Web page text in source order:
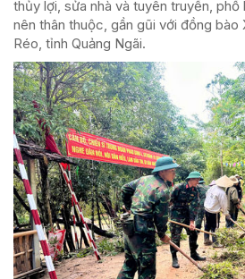
thủy lợi, sửa nhà và tuyên truyền,
nên thân thuộc, gần gũi với đồng
Réo, tỉnh Quảng Ngãi.